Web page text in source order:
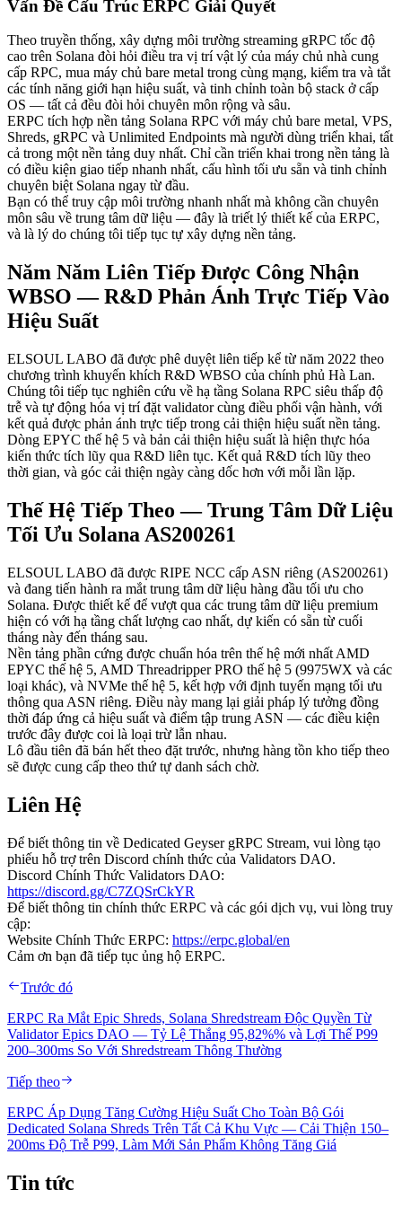
Vấn Đề Cấu Trúc ERPC Giải Quyết
Theo truyền thống, xây dựng môi trường streaming gRPC tốc độ
cao trên Solana đòi hỏi điều tra vị trí vật lý của máy chủ nhà cung
cấp RPC, mua máy chủ bare metal trong cùng mạng, kiểm tra và tắt
các tính năng giới hạn hiệu suất, và tinh chỉnh toàn bộ stack ở cấp
OS — tất cả đều đòi hỏi chuyên môn rộng và sâu.
ERPC tích hợp nền tảng Solana RPC với máy chủ bare metal, VPS,
Shreds, gRPC và Unlimited Endpoints mà người dùng triển khai, tất
cả trong một nền tảng duy nhất. Chỉ cần triển khai trong nền tảng là
có điều kiện giao tiếp nhanh nhất, cấu hình tối ưu sẵn và tinh chỉnh
chuyên biệt Solana ngay từ đầu.
Bạn có thể truy cập môi trường nhanh nhất mà không cần chuyên
môn sâu về trung tâm dữ liệu — đây là triết lý thiết kế của ERPC,
và là lý do chúng tôi tiếp tục tự xây dựng nền tảng.
Năm Năm Liên Tiếp Được Công Nhận
WBSO — R&D Phản Ánh Trực Tiếp Vào
Hiệu Suất
ELSOUL LABO đã được phê duyệt liên tiếp kể từ năm 2022 theo
chương trình khuyến khích R&D WBSO của chính phủ Hà Lan.
Chúng tôi tiếp tục nghiên cứu về hạ tầng Solana RPC siêu thấp độ
trễ và tự động hóa vị trí đặt validator cùng điều phối vận hành, với
kết quả được phản ánh trực tiếp trong cải thiện hiệu suất nền tảng.
Dòng EPYC thế hệ 5 và bản cải thiện hiệu suất là hiện thực hóa
kiến thức tích lũy qua R&D liên tục. Kết quả R&D tích lũy theo
thời gian, và góc cải thiện ngày càng dốc hơn với mỗi lần lặp.
Thế Hệ Tiếp Theo — Trung Tâm Dữ Liệu
Tối Ưu Solana AS200261
ELSOUL LABO đã được RIPE NCC cấp ASN riêng (AS200261)
và đang tiến hành ra mắt trung tâm dữ liệu hàng đầu tối ưu cho
Solana. Được thiết kế để vượt qua các trung tâm dữ liệu premium
hiện có với hạ tầng chất lượng cao nhất, dự kiến có sẵn từ cuối
tháng này đến tháng sau.
Nền tảng phần cứng được chuẩn hóa trên thế hệ mới nhất AMD
EPYC thế hệ 5, AMD Threadripper PRO thế hệ 5 (9975WX và các
loại khác), và NVMe thế hệ 5, kết hợp với định tuyến mạng tối ưu
thông qua ASN riêng. Điều này mang lại giải pháp lý tưởng đồng
thời đáp ứng cả hiệu suất và điểm tập trung ASN — các điều kiện
trước đây được coi là loại trừ lẫn nhau.
Lô đầu tiên đã bán hết theo đặt trước, nhưng hàng tồn kho tiếp theo
sẽ được cung cấp theo thứ tự danh sách chờ.
Liên Hệ
Để biết thông tin về Dedicated Geyser gRPC Stream, vui lòng tạo
phiếu hỗ trợ trên Discord chính thức của Validators DAO.
Discord Chính Thức Validators DAO:
https://discord.gg/C7ZQSrCkYR
Để biết thông tin chính thức ERPC và các gói dịch vụ, vui lòng truy
cập:
Website Chính Thức ERPC: https://erpc.global/en
Cảm ơn bạn đã tiếp tục ủng hộ ERPC.
Trước đó
ERPC Ra Mắt Epic Shreds, Solana Shredstream Độc Quyền Từ
Validator Epics DAO — Tỷ Lệ Thắng 95,82%% và Lợi Thế P99
200–300ms So Với Shredstream Thông Thường
Tiếp theo
ERPC Áp Dụng Tăng Cường Hiệu Suất Cho Toàn Bộ Gói
Dedicated Solana Shreds Trên Tất Cả Khu Vực — Cải Thiện 150–
200ms Độ Trễ P99, Làm Mới Sản Phẩm Không Tăng Giá
Tin tức